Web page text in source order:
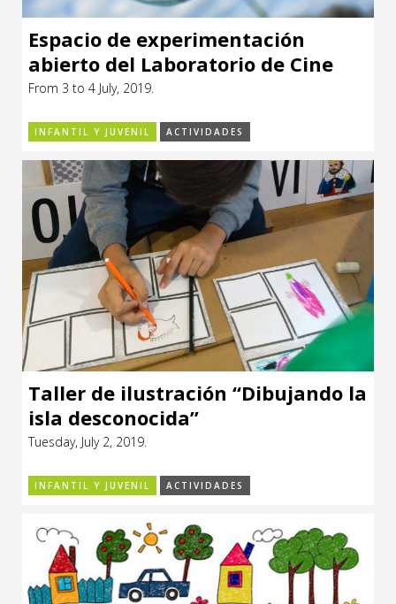
Espacio de experimentación
abierto del Laboratorio de Cine
Fac
From 3 to 4 July, 2019.
INFANTIL Y JUVENIL ACTIVIDADES
Taller de ilustración “Dibujando la
isla desconocida”
Tuesday, July 2, 2019.
INFANTIL Y JUVENIL ACTIVIDADES